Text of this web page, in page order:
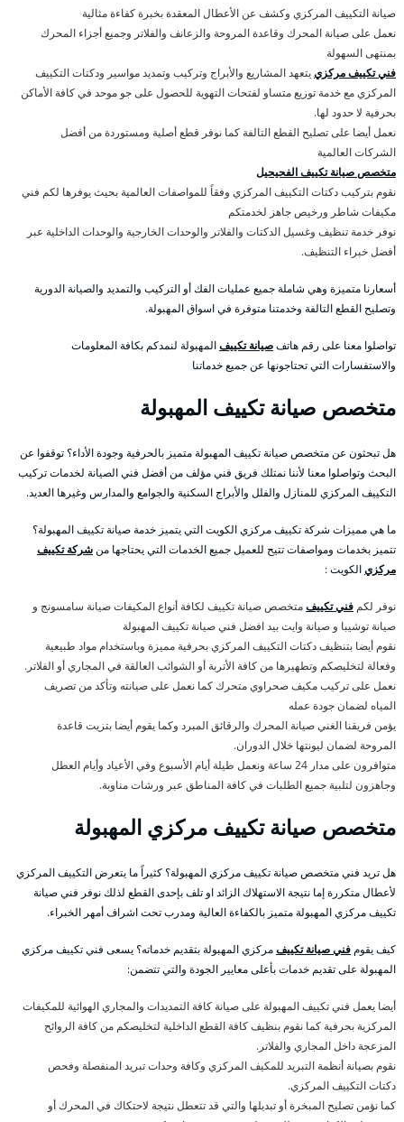
صيانة التكييف المركزي وكشف عن الأعطال المعقدة بخبرة كفاءة مثالية
نعمل على صيانة المحرك وقاعدة المروحة والزعانف والفلاتر وجميع أجزاء المحرك
بمنتهى السهولة
فني تكييف مركزييتعهد المشاريع والأبراج وتركيب وتمديد مواسير ودكتات التكييف
المركزي مع خدمة توزيع متساو لفتحات التهوية للحصول على جو موحد في كافة الأماكن
بحرفية لا حدود لها.
نعمل أيضا على تصليح القطع التالفة كما نوفر قطع أصلية ومستوردة من أفضل
الشركات العالمية
متخصص صيانة تكييف الفحيحيل
نقوم بتركيب دكتات التكييف المركزي وفقاً للمواصفات العالمية بحيث يوفرها لكم فني
مكيفات شاطر ورخيص جاهز لخدمتكم
نوفر خدمة تنظيف وغسيل الدكتات والفلاتر والوحدات الخارجية والوحدات الداخلية عبر
أفضل خبراء التنظيف.
أسعارنا متميزة وهي شاملة جميع عمليات الفك أو التركيب والتمديد والصيانة الدورية
وتصليح القطع التالفة وخدمتنا متوفرة في اسواق المهبولة.
تواصلوا معنا على رقم هاتفصيانة تكييفالمهبولة لنمدكم بكافة المعلومات
والاستفسارات التي تحتاجونها عن جميع خدماتنا
متخصص صيانة تكييف المهبولة
هل تبحثون عن متخصص صيانة تكييف المهبولة متميز بالحرفية وجودة الأداء؟ توقفوا عن
البحث وتواصلوا معنا لأننا نمتلك فريق فني مؤلف من أفضل فني الصيانة لخدمات تركيب
التكييف المركزي للمنازل والفلل والأبراج السكنية والجوامع والمدارس وغيرها العديد.
ما هي مميزات شركة تكييف مركزي الكويت التي يتميز خدمة صيانة تكييف المهبولة؟
تتميز بخدمات ومواصفات تتيح للعميل جميع الخدمات التي يحتاجها منشركة تكييف
مركزيالكويت :
نوفر لكم فني تكييفمتخصص صيانة تكييف لكافة أنواع المكيفات صيانة سامسونج و
صيانة توشيبا و صيانة وايت بيد افضل فني صيانة تكييف المهبولة
نقوم أيضا بتنظيف دكتات التكييف المركزي بحرفية مميزة وباستخدام مواد طبيعية
وفعالة لتخليصكم وتطهيرها من كافة الأتربة أو الشوائب العالقة في المجاري أو الفلاتر.
نعمل على تركيب مكيف صحراوي متحرك كما نعمل على صيانته وتأكد من تصريف
المياه لضمان جودة عمله
يؤمن فريقنا الغني صيانة المحرك والرقائق المبرد وكما يقوم أيضا بتزيت قاعدة
المروحة لضمان ليونتها خلال الدوران.
متوافرون على مدار 24 ساعة ونعمل طيلة أيام الأسبوع وفي الأعياد وأيام العطل
وجاهزون لتلبية جميع الطلبات في كافة المناطق عبر ورشات مناوبة.
متخصص صيانة تكييف مركزي المهبولة
هل تريد فني متخصص صيانة تكييف مركزي المهبولة؟ كثيراً ما يتعرض التكييف المركزي
لأعطال متكررة إما نتيجة الاستهلاك الزائد او تلف بإحدى القطع لذلك نوفر فني صيانة
تكييف مركزي المهبولة متميز بالكفاءة العالية ومدرب تحت اشراف أمهر الخبراء.
كيف يقوم فني صيانة تكييفمركزي المهبولة بتقديم خدماته؟ يسعى فني تكييف مركزي
المهبولة على تقديم خدمات بأعلى معايير الجودة والتي تتضمن:
أيضا يعمل فني تكييف المهبولة على صيانة كافة التمديدات والمجاري الهوائية للمكيفات
المركزية بحرفية كما نقوم بنظيف كافة القطع الداخلية لتخليصكم من كافة الروائح
المزعجة داخل المجاري والفلاتر.
نقوم بصيانة أنظمة التبريد للمكيف المركزي وكافة وحدات تبريد المنفصلة وفحص
دكتات التكييف المركزي.
كما نؤمن تصليح المبخرة أو تبديلها والتي قد تتعطل نتيجة لاحتكاك في المحرك أو